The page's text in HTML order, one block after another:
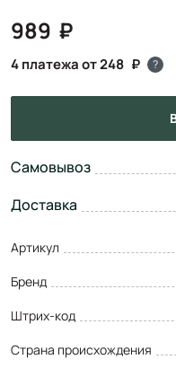
989
4 платежа от 248 ?
Самовывоз
Доставка
Артикул
Бренд
Штрих-код
Страна происхождения